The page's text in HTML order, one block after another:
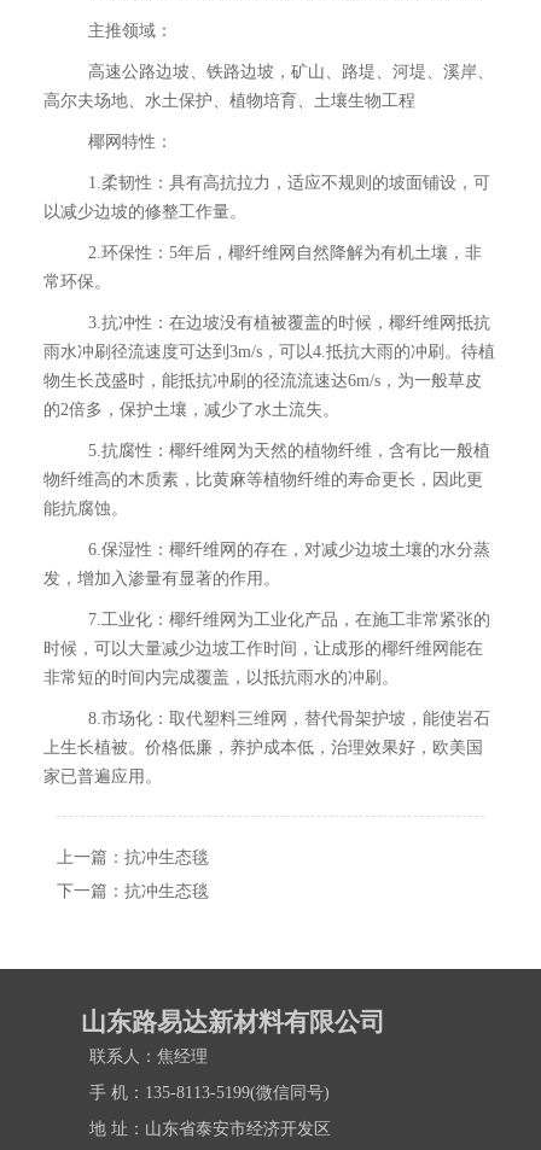
主推领域：
高速公路边坡、铁路边坡，矿山、路堤、河堤、溪岸、
高尔夫场地、水土保护、植物培育、土壤生物工程
椰网特性：
1.柔韧性：具有高抗拉力，适应不规则的坡面铺设，可
以减少边坡的修整工作量。
2.环保性：5年后，椰纤维网自然降解为有机土壤，非
常环保。
3.抗冲性：在边坡没有植被覆盖的时候，椰纤维网抵抗
雨水冲刷径流速度可达到3m/s，可以4.抵抗大雨的冲刷。待植
物生长茂盛时，能抵抗冲刷的径流流速达6m/s，为一般草皮
的2倍多，保护土壤，减少了水土流失。
5.抗腐性：椰纤维网为天然的植物纤维，含有比一般植
物纤维高的木质素，比黄麻等植物纤维的寿命更长，因此更
能抗腐蚀。
6.保湿性：椰纤维网的存在，对减少边坡土壤的水分蒸
发，增加入渗量有显著的作用。
7.工业化：椰纤维网为工业化产品，在施工非常紧张的
时候，可以大量减少边坡工作时间，让成形的椰纤维网能在
非常短的时间内完成覆盖，以抵抗雨水的冲刷。
8.市场化：取代塑料三维网，替代骨架护坡，能使岩石
上生长植被。价格低廉，养护成本低，治理效果好，欧美国
家已普遍应用。
上一篇：抗冲生态毯
下一篇：抗冲生态毯
山东路易达新材料有限公司
联系人：焦经理
手 机：135-8113-5199(微信同号)
地 址：山东省泰安市经济开发区